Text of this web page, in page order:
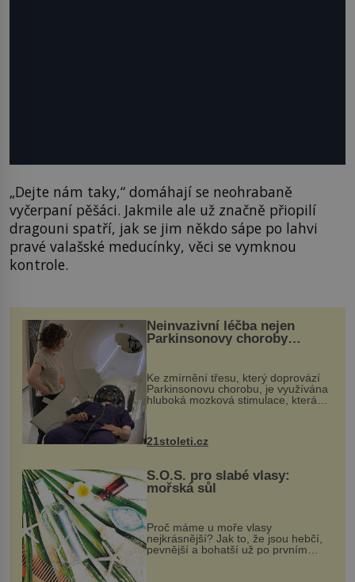
„Dejte nám taky,“ domáhají se neohrabaně
vyčerpaní pěšáci. Jakmile ale už značně přiopilí
dragouni spatří, jak se jim někdo sápe po lahvi
pravé valašské meducínky, věci se vymknou
kontrole.
Neinvazivní léčba nejen
Parkinsonovy choroby
Ke zmírnění třesu, který doprovází
Parkinsonovu chorobu, je využívána
hluboká mozková stimulace, která
však vyžaduje vysoce invazivní
k dostatečně přesnému zacílení ...
21stoleti.cz
S.O.S. pro slabé vlasy:
mořská sůl
Proč máme u moře vlasy
nejkrásnější? Jak to, že jsou hebčí,
pevnější a bohatší už po prvním